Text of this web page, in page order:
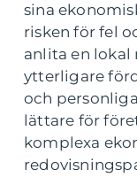
sina
risken för fel
anlita en lokal
ytterligare
och
lättare för
komplexa